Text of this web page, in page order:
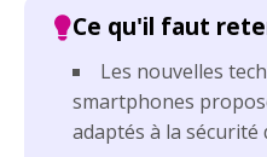
Les nouvelles
smartphones
adaptés à la sécurité